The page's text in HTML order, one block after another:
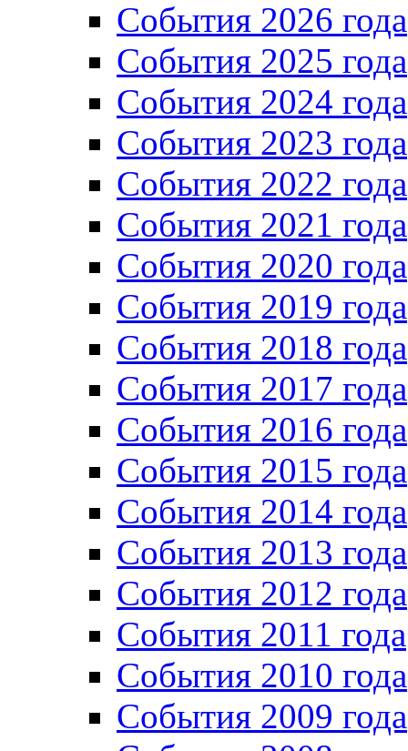
Cобытия 2026 года
События 2025 года
События 2024 года
События 2023 года
Cобытия 2022 года
Cобытия 2021 года
События 2020 года
События 2019 года
События 2018 года
События 2017 года
События 2016 года
События 2015 года
События 2014 года
События 2013 года
События 2012 года
События 2011 года
События 2010 года
События 2009 года